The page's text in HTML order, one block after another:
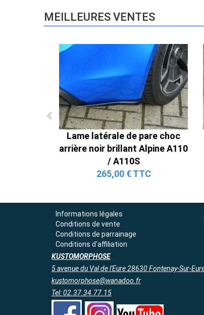
MEILLEURES VENTES
Lame latérale de pare choc
arrière noir brillant Alpine A110
/ A110S
265,00 € TTC
Informations légales
Conditions de vente
Conditions de parrainage
Conditions d'affiliation
KUSTOMORPHOSE
5 avenue du Val de l'Eure 28630 Fontenay-Sur-
kustomorphose@wanadoo.fr
Tel: 02.37.34.77.15